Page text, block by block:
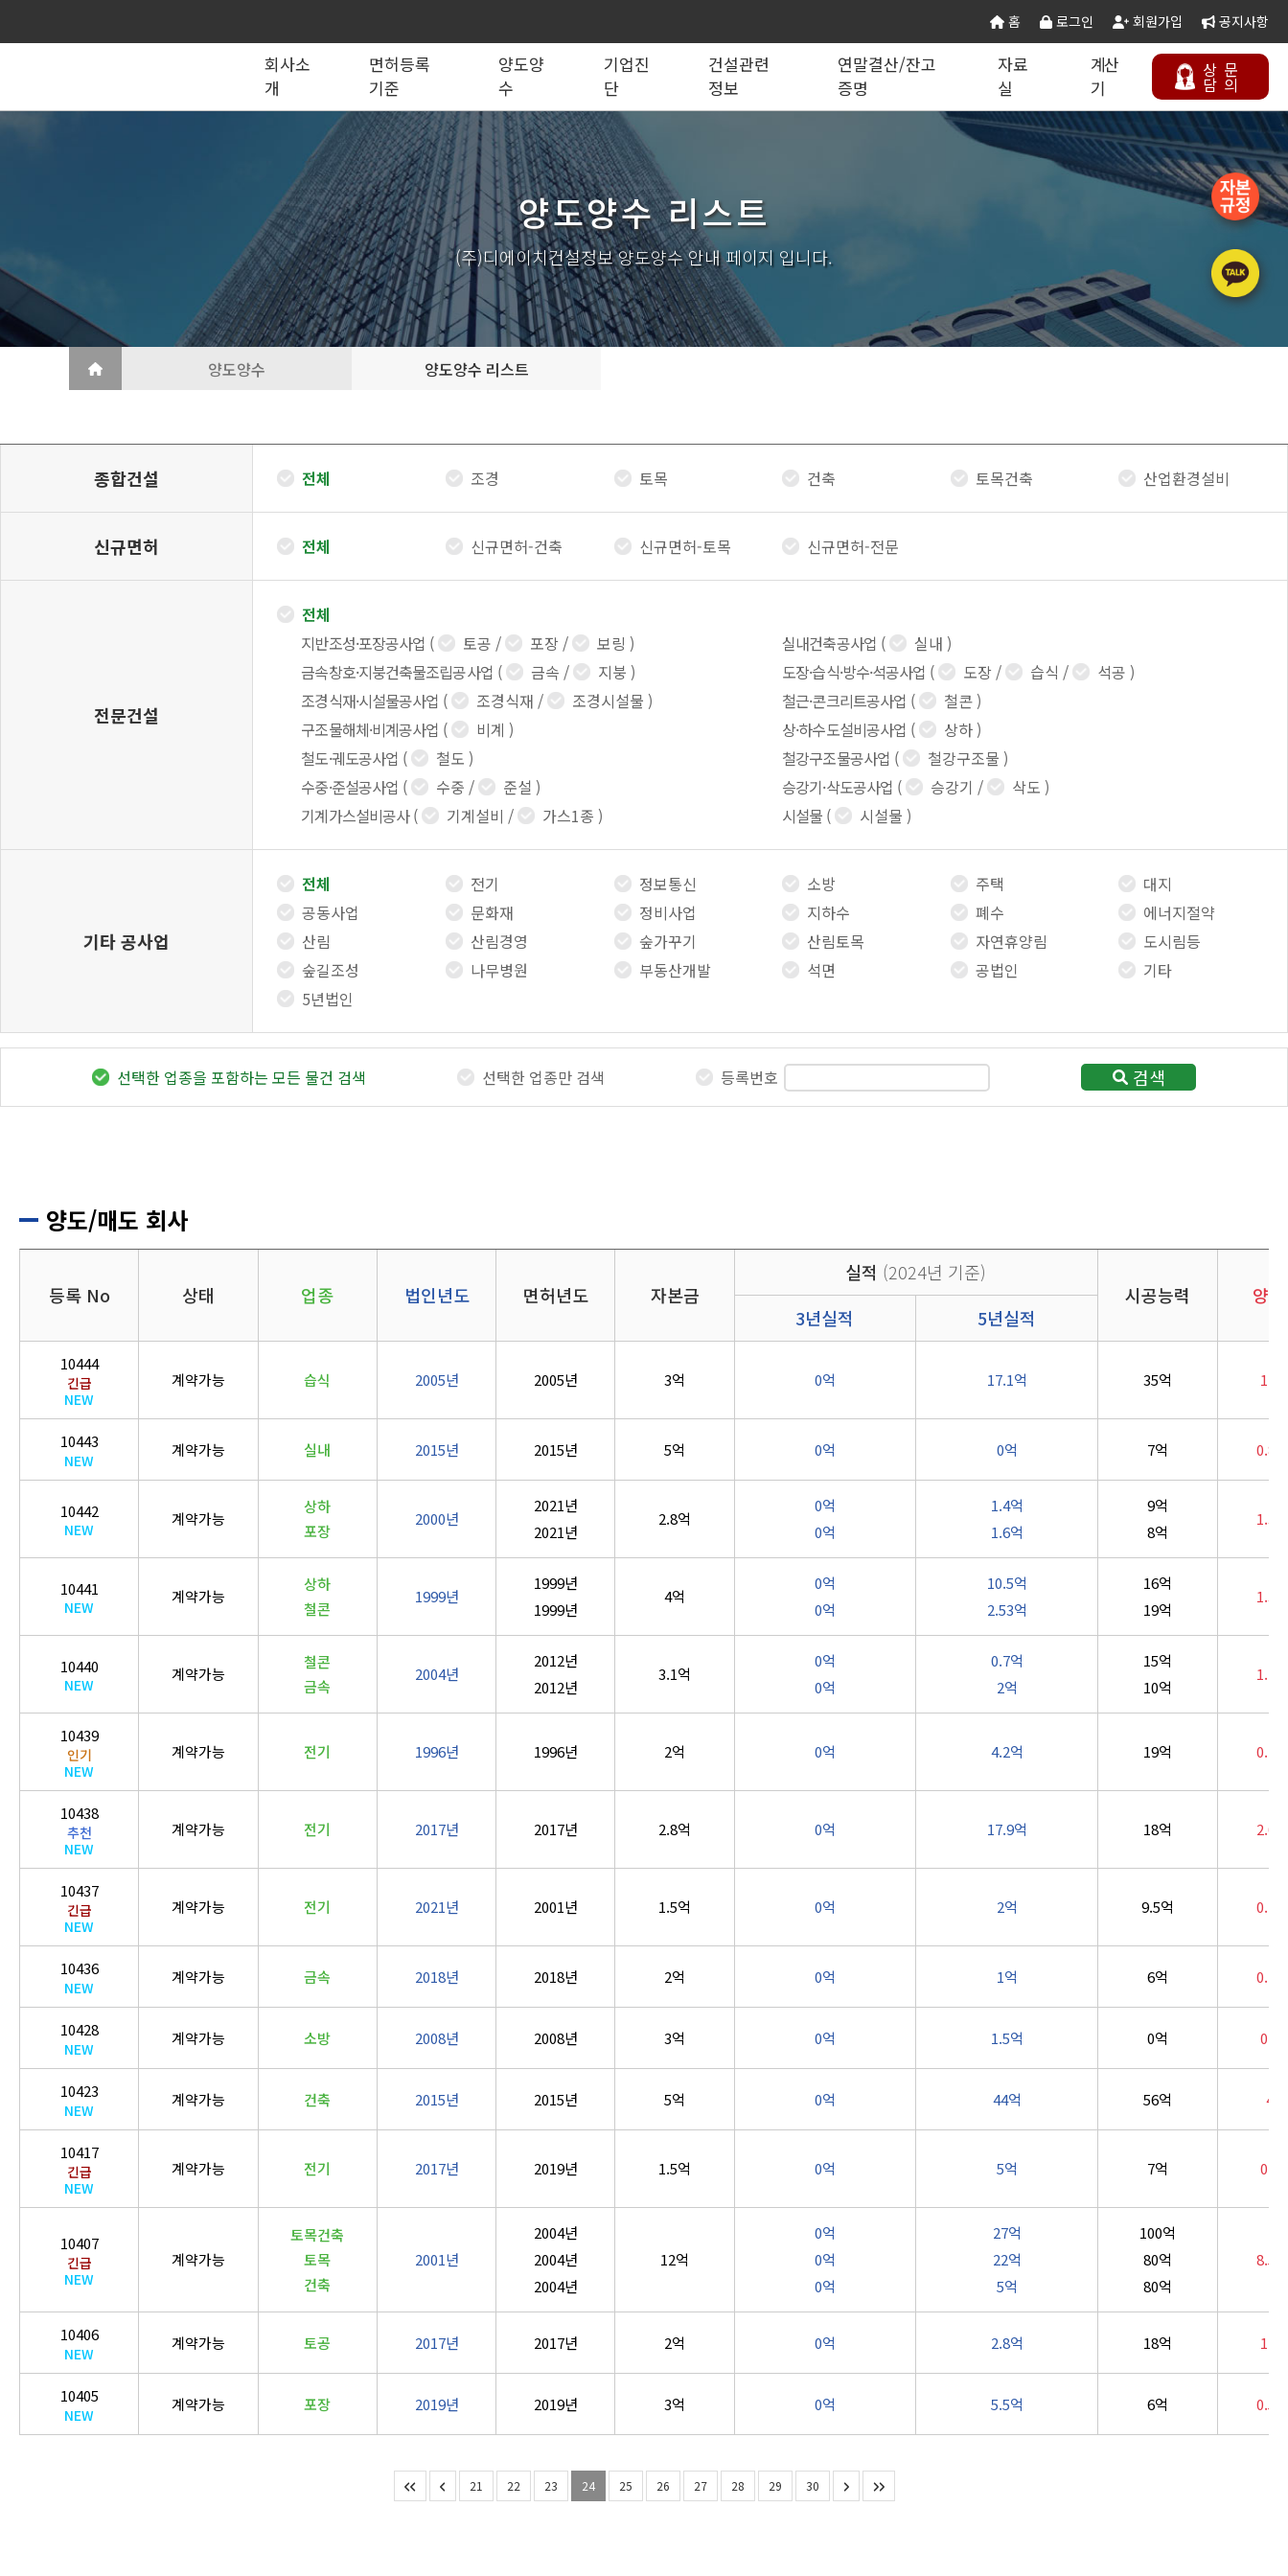
홈 로그인 회원가입 공지사항
회사소
개
면허등록
기준
양도양
수
기업진
단
건설관련
정보
연말결산/잔고
증명
자료
실
계산
기
상
담
문
의
회사소개 사업영역
전문건설업
지반조성·포장공사업
실내건축공사업
도장·습식·방수·석공사업
조경식재·시설물공사업
철근·콘크리트공사업
구조물해체·비계공사업
상·하수도설비공사업
철도·궤도공사업
철강구조물공사업
수중·준설공사업
승강기·삭도공사업
시설물유지관리업(폐지)
기계설비·가스공사업
가스·난방공사업
금속·창호·지붕
전기공사업
소방시설공사업
대지조성사업자
나무병원
산림사업법인
엔지니어링사업자
개인하수처리시설·
설계시공업
승강기유지관리업
등록절차
상담하기
양도양수 리스트
공제조합 실태조사 기재사항변경 건설컬럼
국가계약법령관계서식 건설업등록서식 건설공무서식
실질자본금 계산기
양도양수 리스트
(주)디에이치건설정보 양도양수 안내 페이지 입니다.
양도양수 양도양수 리스트
종합건설 전체 조경 토목 건축 토목건축 산업환경설비
신규면허 전체 신규면허-건축 신규면허-토목 신규면허-전문
전문건설
전체
지반조성·포장공사업 ( 토공 / 포장 / 보링 ) 실내건축공사업 ( 실내 )
금속창호·지붕건축물조립공사업 ( 금속 / 지붕 ) 도장·습식·방수·석공사업 ( 도장 / 습식 / 석공 )
조경식재·시설물공사업 ( 조경식재 / 조경시설물 ) 철근·콘크리트공사업 ( 철콘 )
구조물해체·비계공사업 ( 비계 ) 상·하수도설비공사업 ( 상하 )
철도·궤도공사업 ( 철도 ) 철강구조물공사업 ( 철강구조물 )
수중·준설공사업 ( 수중 / 준설 ) 승강기·삭도공사업 ( 승강기 / 삭도 )
기계가스설비공사 ( 기계설비 / 가스1종 ) 시설물 ( 시설물 )
기타 공사업
전체 전기 정보통신 소방 주택
대지
공동사업
문화재 정비사업 지하수 폐수
에너지절약
산림
산림경영 숲가꾸기 산림토목 자연휴양림
도시림등
숲길조성
나무병원 부동산개발 석면 공법인
기타
5년법인
선택한 업종을 포함하는 모든 물건 검색 선택한 업종만 검색 등록번호 검색
양도/매도 회사
등록 No 상태 업종 법인년도 면허년도 자본금
실적 (2024년 기준)
3년실적
5년실적
시공능력 양
10444
긴급
NEW
계약가능 습식 2005년 2005년 3억 0억 17.1억 35억 1.1
10443
NEW
계약가능 실내 2015년 2015년 5억 0억 0억 7억 0.88
10442
NEW
계약가능
상하
포장
2000년
2021년
2021년
2.8억
0억
0억
1.4억
1.6억
9억
8억
1.35
10441
NEW
계약가능
상하
철콘
1999년
1999년
1999년
4억
0억
0억
10.5억
2.53억
16억
19억
1.35
10440
NEW
계약가능
철콘
금속
2004년
2012년
2012년
3.1억
0억
0억
0.7억
2억
15억
10억
1.15
10439
인기
NEW
계약가능 전기 1996년 1996년 2억 0억 4.2억 19억 0.73
10438
추천
NEW
계약가능 전기 2017년 2017년 2.8억 0억 17.9억 18억 2.05
10437
긴급
NEW
계약가능 전기 2021년 2001년 1.5억 0억 2억 9.5억 0.28
10436
NEW
계약가능 금속 2018년 2018년 2억 0억 1억 6억 0.73
10428
NEW
계약가능 소방 2008년 2008년 3억 0억 1.5억 0억 0.6
10423
NEW
계약가능 건축 2015년 2015년 5억 0억 44억 56억 4억
10417
긴급
NEW
계약가능 전기 2017년 2019년 1.5억 0억 5억 7억 0.9
10407
긴급
NEW
계약가능
토목건축
토목
건축
2001년
2004년
2004년
2004년
12억
0억
0억
0억
27억
22억
5억
100억
80억
80억
8.55
10406
NEW
계약가능 토공 2017년 2017년 2억 0억 2.8억 18억 1.1
10405
NEW
계약가능 포장 2019년 2019년 3억 0억 5.5억 6억 0.58
21 22 23 24 25 26 27 28 29 30